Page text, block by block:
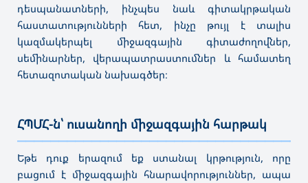
դեսպանատների, ինչպես նաև գիտակրթական
հաստատությունների հետ, ինչը թույլ է տալիս
կազմակերպել միջազգային գիտաժողովներ,
սեմինարներ, վերապատրաստումներ և համատեղ
հետազոտական նախագծեր։
ՀՊՄՀ-ն՝ ուսանողի միջազգային հարթակ
Եթե դուք երազում եք ստանալ կրթություն, որը
բացում է միջազգային հնարավորություններ, ապա